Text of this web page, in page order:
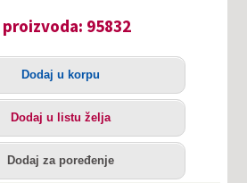
95832
Dodaj u korpu
Dodaj u listu želja
Dodaj za poređenje